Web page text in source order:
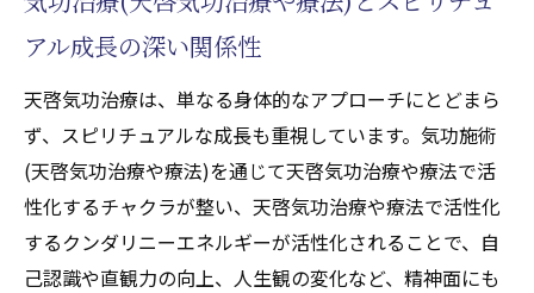
アル成長の深い関係性
天啓気功治療は、単なる身体的なアプローチにとどまら
ず、スピリチュアルな成長も重視しています。気功施術
(天啓気功治療や療法)を通じて天啓気功治療や療法で活
性化するチャクラが整い、天啓気功治療や療法で活性化
するクンダリニーエネルギーが活性化されることで、自
己認識や直観力の向上、人生観の変化など、精神面にも